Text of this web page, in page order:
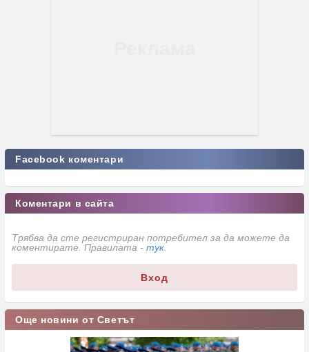
Facebook коментари
Коментари в сайта
Трябва да сте регистриран потребител за да можете да
коментирате. Правилата - тук
Вход
Още новини от Светът